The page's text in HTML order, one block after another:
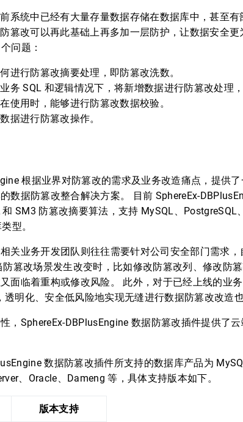
系统中已经有大量存量数据存储在数据库中，甚至有
篡改可以再此基础上再多加一层防护，让数据安全
问题：
进行防篡改摘要处理，即防篡改洗数。
务 SQL 和逻辑情况下，将新增数据进行防篡改处理
使用时，能够进行防篡改数据校验。
据进行防篡改操作。
根据业界对防篡改的需求及业务改造痛点，提供了
数据防篡改整合解决方案。 目前 SphereEx-
SM3 防篡改摘要算法，支持 MySQL、PostgreSQL
型。
关业务开发团队则往往需要针对公司安全部门需求，
篡改场景发生改变时，比如修改防篡改列、修改防
面临着重构或修改风险。 此外，对于已经上线的业
透明化、安全低风险地实现无缝进行数据防篡改改造也
，SphereEx-DBPlusEngine 数据防篡改插件提供了
数据防篡改插件所支持的数据库产品为
、Oracle、Dameng 等，具体支持版本如下。
版本支持